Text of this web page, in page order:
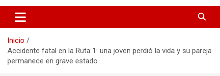
Inicio
Accidente fatal en la Ruta 1: una joven perdió la vida y su pareja
permanece en grave estado